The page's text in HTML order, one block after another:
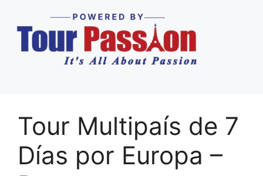
Tour Multipaís de 7
Días por Europa –